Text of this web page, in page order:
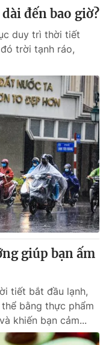
đến bao giờ?
duy trì thời tiết
trời tạnh ráo,
giúp bạn ấm
tiết bắt đầu lạnh,
bằng thực phẩm
khiến bạn cảm...